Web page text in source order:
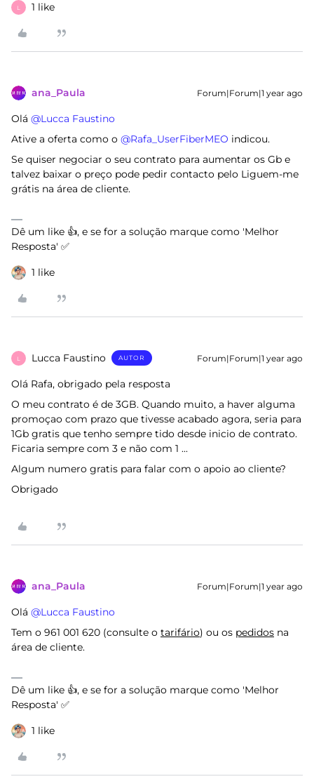
L 1 like
ana_Paula Forum|Forum|1 year ago
Olá ​ @Lucca Faustino
Ative a oferta como o ​ @Rafa_UserFiberMEO indicou.
Se quiser negociar o seu contrato para aumentar os Gb e
talvez baixar o preço pode pedir contacto pelo Liguem-me
grátis na área de cliente.
Dê um like 👍, e se for a solução marque como 'Melhor
Resposta' ✅
1 like
L Lucca Faustino AUTOR Forum|Forum|1 year ago
Olá Rafa, obrigado pela resposta
O meu contrato é de 3GB. Quando muito, a haver alguma
promoçao com prazo que tivesse acabado agora, seria para
1Gb gratis que tenho sempre tido desde inicio de contrato.
Ficaria sempre com 3 e não com 1 ...
Algum numero gratis para falar com o apoio ao cliente?
Obrigado
ana_Paula Forum|Forum|1 year ago
Olá ​ @Lucca Faustino
Tem o 961 001 620 (consulte o tarifário) ou os pedidos na
área de cliente.
Dê um like 👍, e se for a solução marque como 'Melhor
Resposta' ✅
1 like